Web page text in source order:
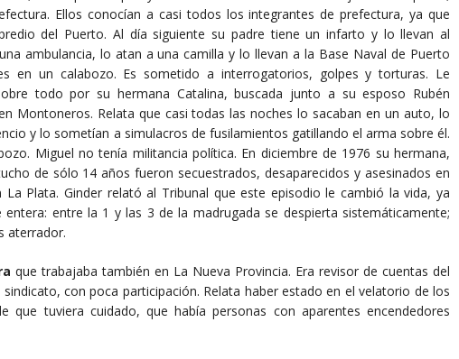
Ellos conocían a casi todos los integrantes de prefectura, ya que
del Puerto. Al día siguiente su padre tiene un infarto y lo llevan al
ambulancia, lo atan a una camilla y lo llevan a la Base Naval de Puerto
en un calabozo. Es sometido a interrogatorios, golpes y torturas. Le
todo por su hermana Catalina, buscada junto a su esposo Rubén
Montoneros. Relata que casi todas las noches lo sacaban en un auto, lo
y lo sometían a simulacros de fusilamientos gatillando el arma sobre él.
Miguel no tenía militancia política. En diciembre de 1976 su hermana,
de sólo 14 años fueron secuestrados, desaparecidos y asesinados en
Plata. Ginder relató al Tribunal que este episodio le cambió la vida, ya
entre la 1 y las 3 de la madrugada se despierta sistemáticamente;
aterrador.
que trabajaba también en La Nueva Provincia. Era revisor de cuentas del
con poca participación. Relata haber estado en el velatorio de los
que tuviera cuidado, que había personas con aparentes encendedores